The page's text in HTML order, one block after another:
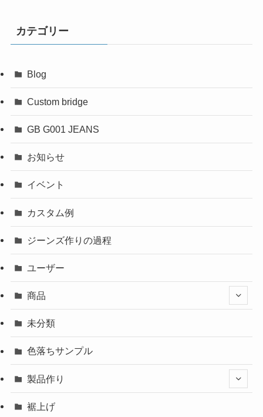
カテゴリー
Blog
Custom bridge
GB G001 JEANS
お知らせ
イベント
カスタム例
ジーンズ作りの過程
ユーザー
商品
未分類
色落ちサンプル
製品作り
裾上げ